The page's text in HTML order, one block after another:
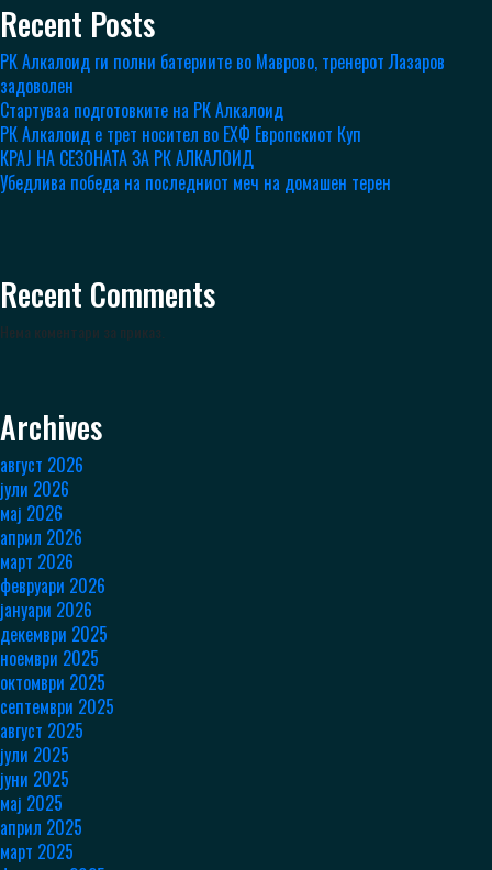
Recent Posts
РК Алкалоид ги полни батериите во Маврово, тренерот Лазаров
задоволен
Стартуваа подготовките на РК Алкалоид
РК Алкалоид е трет носител во ЕХФ Европскиот Куп
КРАЈ НА СЕЗОНАТА ЗА РК АЛКАЛОИД
Убедлива победа на последниот меч на домашен терен
Recent Comments
Нема коментари за приказ.
Archives
август 2026
јули 2026
мај 2026
април 2026
март 2026
февруари 2026
јануари 2026
декември 2025
ноември 2025
октомври 2025
септември 2025
август 2025
јули 2025
јуни 2025
мај 2025
април 2025
март 2025